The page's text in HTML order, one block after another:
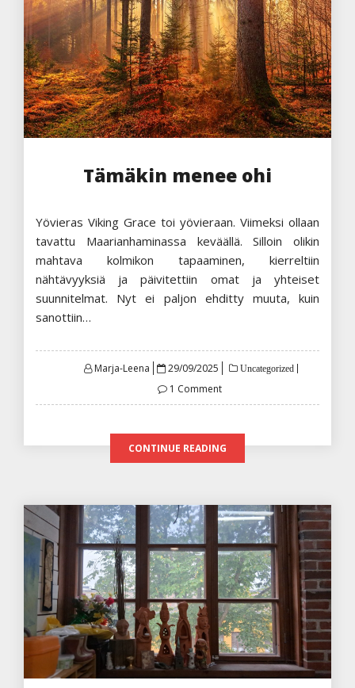
Tämäkin menee ohi
Yövieras Viking Grace toi yövieraan. Viimeksi ollaan
tavattu Maarianhaminassa keväällä. Silloin olikin
mahtava kolmikon tapaaminen, kierreltiin
nähtävyyksiä ja päivitettiin omat ja yhteiset
suunnitelmat. Nyt ei paljon ehditty muuta, kuin
sanottiin…
Marja-Leena
Posted
29/09/2025 Uncategorized
1 Comment
CONTINUE READING